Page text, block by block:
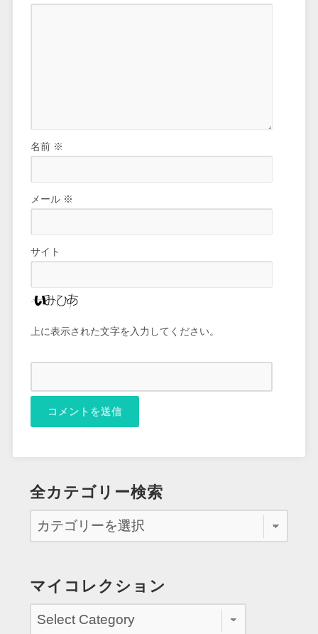
名前 ※
メール ※
サイト
上に表示された文字を入力してください。
全カテゴリー検索
マイコレクション